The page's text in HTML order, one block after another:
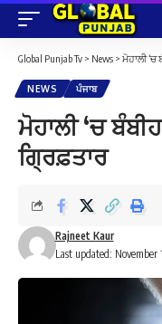
Global Punjab Tv > News > ਮੋਹਾਲੀ
NEWS ਪੰਜਾਬ
ਮੋਹਾਲੀ ‘ਚ
ਗ੍ਰਿਫ਼ਤਾਰ
Last updated: November
Rajneet Kaur